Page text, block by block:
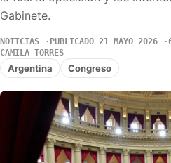
Gabinete.
NOTICIAS PUBLICADO 21 MAYO 2026
CAMILA TORRES
Argentina Congreso